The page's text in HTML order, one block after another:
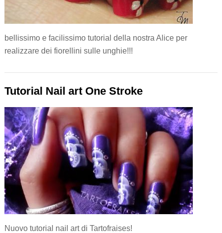
bellissimo e facilissimo tutorial della nostra Alice per
realizzare dei fiorellini sulle unghie!!!
Tutorial Nail art One Stroke
Nuovo tutorial nail art di Tartofraises!